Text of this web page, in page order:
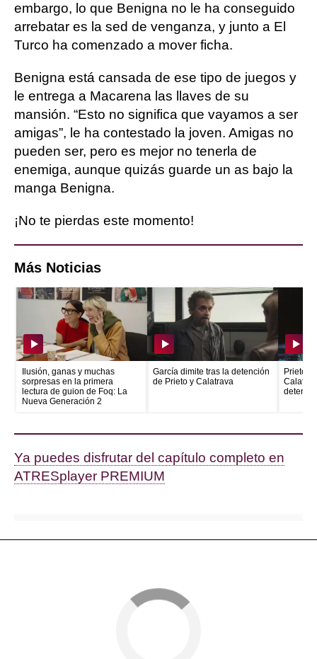
embargo, lo que Benigna no le ha conseguido
arrebatar es la sed de venganza, y junto a El
Turco ha comenzado a mover ficha.
Benigna está cansada de ese tipo de juegos y
le entrega a Macarena las llaves de su
mansión. “Esto no significa que vayamos a ser
amigas”, le ha contestado la joven. Amigas no
pueden ser, pero es mejor no tenerla de
enemiga, aunque quizás guarde un as bajo la
manga Benigna.
¡No te pierdas este momento!
Más Noticias
Ilusión, ganas y muchas
sorpresas en la primera
lectura de guion de Foq: La
Nueva Generación 2
García dimite tras la detención
de Prieto y Calatrava
Prieto
Ya puedes disfrutar del capítulo completo en
ATRESplayer PREMIUM